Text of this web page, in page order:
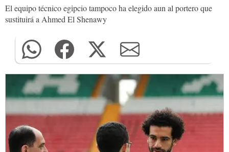
El equipo técnico egipcio tampoco ha elegido aun al portero que
sustituirá a Ahmed El Shenawy